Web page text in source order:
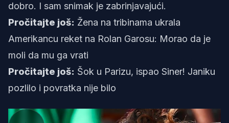
dobro. I sam snimak je zabrinjavajući.
Pročitajte još: Žena na tribinama ukrala
Amerikancu reket na Rolan Garosu: Morao da je
moli da mu ga vrati
Pročitajte još: Šok u Parizu, ispao Siner! Janiku
pozlilo i povratka nije bilo